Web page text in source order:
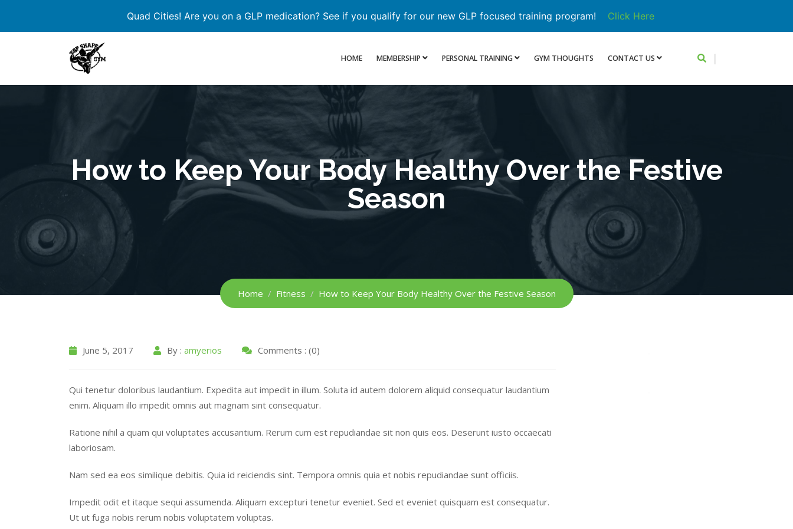
Quad Cities! Are you on a GLP medication? See if you qualify for our new GLP focused training program!
Click Here
HOME MEMBERSHIP PERSONAL TRAINING GYM THOUGHTS CONTACT US |
How to Keep Your Body Healthy Over the Festive
Season
Home Fitness How to Keep Your Body Healthy Over the Festive Season
June 5, 2017 By : amyerios Comments : (0)
Qui tenetur doloribus laudantium. Expedita aut impedit in illum. Soluta id autem dolorem aliquid consequatur laudantium
enim. Aliquam illo impedit omnis aut magnam sint consequatur.
Ratione nihil a quam qui voluptates accusantium. Rerum cum est repudiandae sit non quis eos. Deserunt iusto occaecati
laboriosam.
Nam sed ea eos similique debitis. Quia id reiciendis sint. Tempora omnis quia et nobis repudiandae sunt officiis.
Impedit odit et itaque sequi assumenda. Aliquam excepturi tenetur eveniet. Sed et eveniet quisquam est consequatur.
Ut ut fuga nobis rerum nobis voluptatem voluptas.